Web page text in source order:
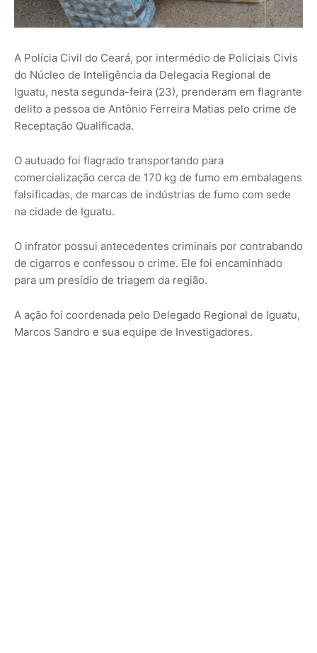
A Polícia Civil do Ceará, por intermédio de Policiais Civis
do Núcleo de Inteligência da Delegacia Regional de
Iguatu, nesta segunda-feira (23), prenderam em flagrante
delito a pessoa de Antônio Ferreira Matias pelo crime de
Receptação Qualificada.
O autuado foi flagrado transportando para
comercialização cerca de 170 kg de fumo em embalagens
falsificadas, de marcas de indústrias de fumo com sede
na cidade de Iguatu.
O infrator possui antecedentes criminais por contrabando
de cigarros e confessou o crime. Ele foi encaminhado
para um presídio de triagem da região.
A ação foi coordenada pelo Delegado Regional de Iguatu,
Marcos Sandro e sua equipe de Investigadores.